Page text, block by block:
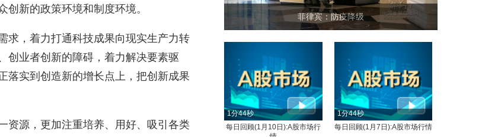
新的政策环境和制度环境。
，着力打通科技成果向现实生产力转
创业者创新的障碍，着力解决要素驱
落实到创造新的增长点上，把创新成果
源，更加注重培养、用好、吸引各类
1分44秒
每日回顾(1月10日):A股市场行
情
1分44秒
每日回顾(1月7日):A股市场行情